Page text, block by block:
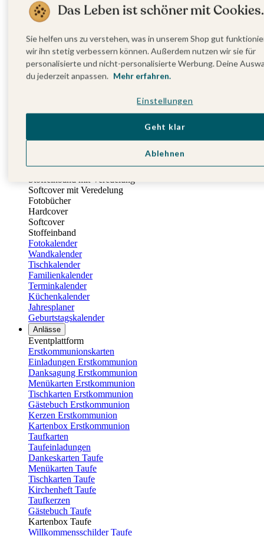
Eventplattform
Einladungskarten Kindergeburtstag
Kindergeburtstag Mädchen
Kindergeburtstag Unisex
Einladungskarten 1. Geburtstag
Fotogeschenke
Alle Fotogeschenke
Bilderboxen
Softcover mit Foto
Stoffeinband mit Veredelung
Softcover mit Veredelung
Fotobücher
Hardcover
Softcover
Stoffeinband
Fotokalender
Wandkalender
Tischkalender
Familienkalender
Terminkalender
Küchenkalender
Jahresplaner
Geburtstagskalender
Anlässe
Eventplattform
Erstkommunionskarten
Einladungen Erstkommunion
Danksagung Erstkommunion
Menükarten Erstkommunion
Tischkarten Erstkommunion
Gästebuch Erstkommunion
Kerzen Erstkommunion
Kartenbox Erstkommunion
Taufkarten
Taufeinladungen
Dankeskarten Taufe
Menükarten Taufe
Tischkarten Taufe
Kirchenheft Taufe
Taufkerzen
Gästebuch Taufe
Kartenbox Taufe
Willkommensschilder Taufe
Das Leben ist schöner mit Cookies.
Sie helfen uns zu verstehen, was in unserem Shop gut
wir ihn stetig verbessern können. Außerdem nutzen wir sie für
personalisierte und nicht-personalisierte Werbung. Deine
du jederzeit anpassen. Mehr erfahren.
Einstellungen
Ablehnen
Geht klar